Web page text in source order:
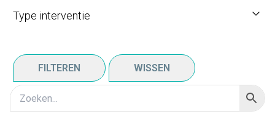
Type interventie
FILTEREN WISSEN